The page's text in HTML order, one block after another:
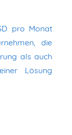
pro Monat
die
als auch
Lösung